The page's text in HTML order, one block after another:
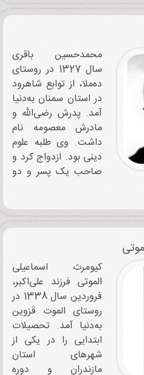
محمدحسین باقری
سال 1327 در روستای
ده‌ملا، از توابع شاهرود
در استان سمنان به‌دنیا
آمد. پدرش رضی‌الله و
مادرش معصومه نام
داشت. وی طلبه علوم
دینی بود. ازدواج کرد و
صاحب یک پسر و دو
کیومرث اسماعیلی‌
الموتی فرزند علی‌اکبر،
فروردین سال 1338 در
روستای الموت قزوین
به‌دنیا آمد. تحصیلات
ابتدایی را در یکی از
شهرهای استان
مازندران و دوره